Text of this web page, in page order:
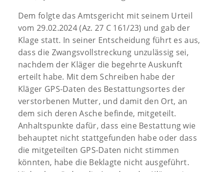
Dem folgte das Amtsgericht mit seinem Urteil
vom 29.02.2024 (Az. 27 C 161/23) und gab der
Klage statt. In seiner Entscheidung führt es aus,
dass die Zwangsvollstreckung unzulässig sei,
nachdem der Kläger die begehrte Auskunft
erteilt habe. Mit dem Schreiben habe der
Kläger GPS-Daten des Bestattungsortes der
verstorbenen Mutter, und damit den Ort, an
dem sich deren Asche befinde, mitgeteilt.
Anhaltspunkte dafür, dass eine Bestattung wie
behauptet nicht stattgefunden habe oder dass
die mitgeteilten GPS-Daten nicht stimmen
könnten, habe die Beklagte nicht ausgeführt.